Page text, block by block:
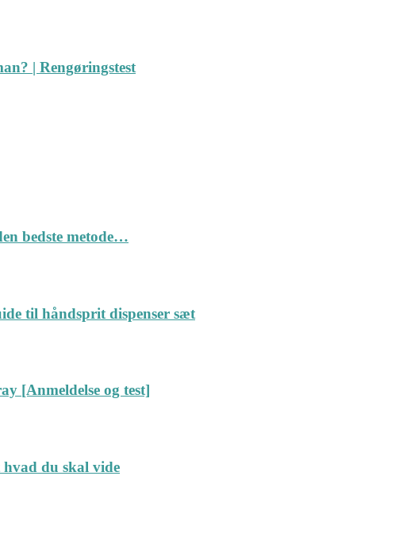
| Rengøringstest
bedste metode…
til håndsprit dispenser sæt
[Anmeldelse og test]
hvad du skal vide